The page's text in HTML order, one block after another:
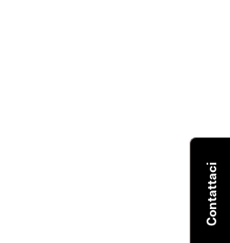
Contattaci